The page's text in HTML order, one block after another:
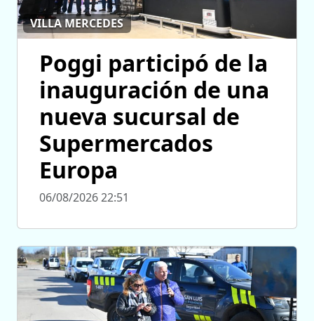
VILLA MERCEDES
Poggi participó de la
inauguración de una
nueva sucursal de
Supermercados
Europa
06/08/2026 22:51